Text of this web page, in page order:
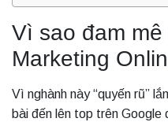
Vì sao đam mê
Marketing
Vì nghành này “quyến rũ”
bài đến lên top trên Google